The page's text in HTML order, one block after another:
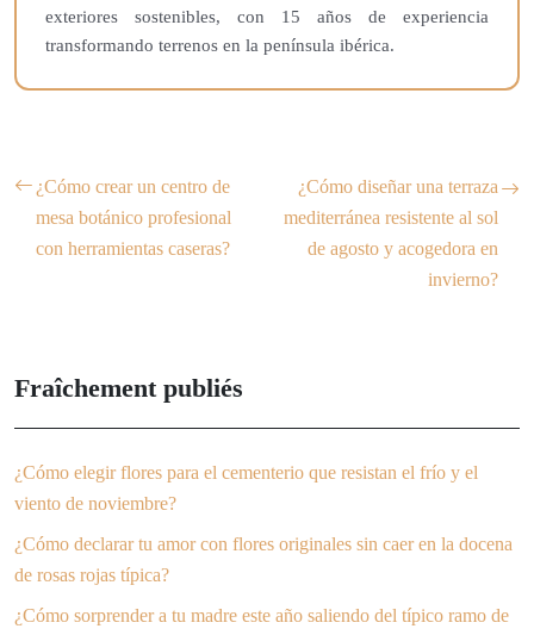
exteriores sostenibles, con 15 años de experiencia
transformando terrenos en la península ibérica.
¿Cómo crear un centro de
mesa botánico profesional
con herramientas caseras?
¿Cómo diseñar una terraza
mediterránea resistente al sol
de agosto y acogedora en
invierno?
Fraîchement publiés
¿Cómo elegir flores para el cementerio que resistan el frío y el
viento de noviembre?
¿Cómo declarar tu amor con flores originales sin caer en la docena
de rosas rojas típica?
¿Cómo sorprender a tu madre este año saliendo del típico ramo de